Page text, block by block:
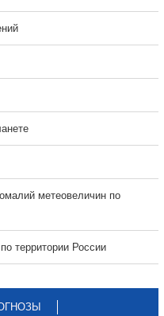
метеовеличин по
территории России